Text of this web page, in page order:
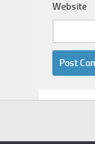
Website